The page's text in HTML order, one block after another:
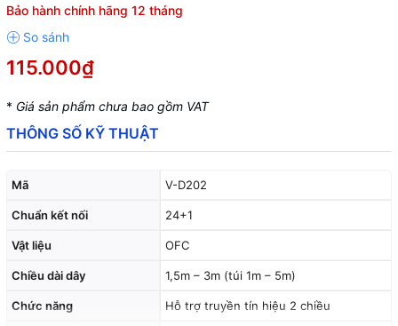
Bảo hành chính hãng 12 tháng
115.000₫
* Giá sản phẩm chưa bao gồm VAT
THÔNG SỐ KỸ THUẬT
Mã V-D202
Chuẩn kết nối 24+1
Vật liệu OFC
Chiều dài dây 1,5m – 3m (túi 1m – 5m)
Chức năng Hỗ trợ truyền tín hiệu 2 chiều